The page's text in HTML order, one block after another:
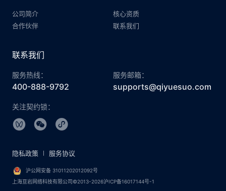
公司简介
核心资质
合作伙伴
联系我们
联系我们
服务热线：
400-888-9792
服务邮箱：
supports@qiyuesuo.com
关注契约锁：
沪公网安备 31011202012092号
上海亘岩网络科技有限公司©2013-2026沪ICP备16017144号-1
隐私政策 服务协议